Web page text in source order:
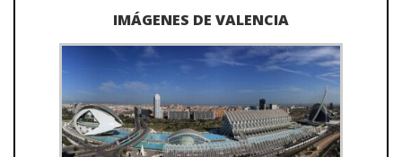
IMÁGENES DE VALENCIA